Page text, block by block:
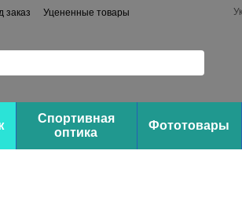
заказ
Уцененные товары
Спортивная
оптика
Фототовары